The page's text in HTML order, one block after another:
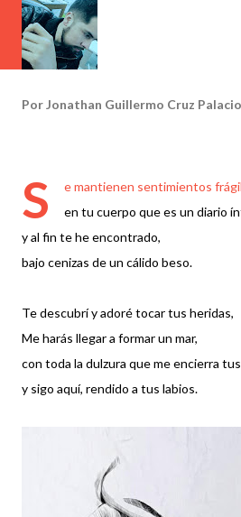
PorJonathan Guillermo Cruz
S
e mantienen sentimientos
en tu cuerpo que es un diario
y al fin te he encontrado,
bajo cenizas de un cálido beso.
Te descubrí y adoré tocar tus heridas,
Me harás llegar a formar un mar,
con toda la dulzura que me encierra
y sigo aquí, rendido a tus labios.